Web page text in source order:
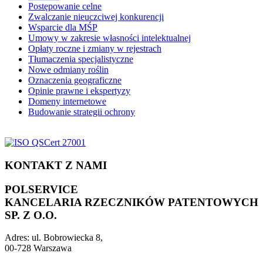
Postępowanie celne
Zwalczanie nieuczciwej konkurencji
Wsparcie dla MŚP
Umowy w zakresie własności intelektualnej
Opłaty roczne i zmiany w rejestrach
Tłumaczenia specjalistyczne
Nowe odmiany roślin
Oznaczenia geograficzne
Opinie prawne i ekspertyzy
Domeny internetowe
Budowanie strategii ochrony
KONTAKT Z NAMI
POLSERVICE
KANCELARIA RZECZNIKÓW PATENTOWYCH
SP. Z O.O.
Adres: ul. Bobrowiecka 8,
00-728 Warszawa